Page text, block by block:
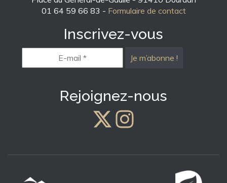
01 64 59 66 83 - Formulaire de contact
Inscrivez-vous
mail
*
Rejoignez-nous